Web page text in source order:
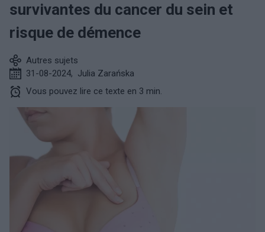
survivantes du cancer du sein et
risque de démence
Autres sujets
31-08-2024, Julia Zarańska
Vous pouvez lire ce texte en 3 min.